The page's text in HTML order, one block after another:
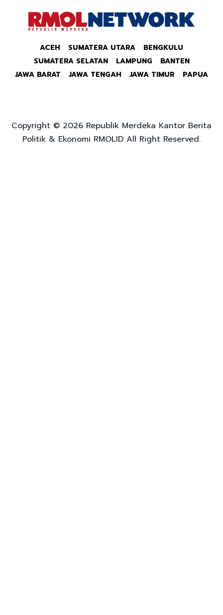
ACEH SUMATERA UTARA
BENGKULU
SUMATERA SELATAN
LAMPUNG
BANTEN
JAWA BARAT
JAWA TENGAH JAWA TIMUR PAPUA
Copyright © 2026 Republik Merdeka Kantor Berita
Politik & Ekonomi RMOLID All Right Reserved.